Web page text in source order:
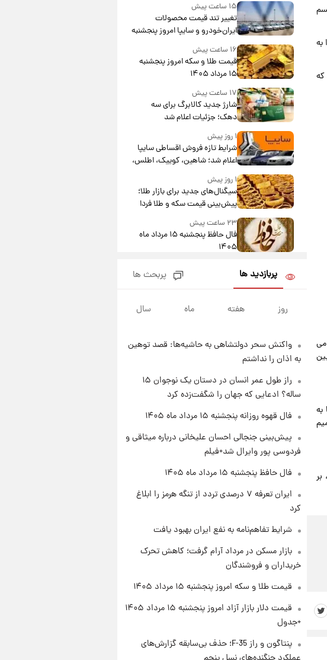
به
بر
۱۵ ساعت پیش
تغییر تند قیمت محصولات
ایران‌خودرو و سایپا امروز پنجشنبه
۱۵ مرداد ۱۴۰۵ +جدول
۱۶ ساعت پیش
قیمت طلا و سکه امروز پنجشنبه
۱۵ مرداد ۱۴۰۵
۱۷ ساعت پیش
شارژ جدید کالابرگ برای سه
دهک؛ جزئیات اعلام شد
۱ روز پیش
شرایط تازه فروش اقساطی سایپا
اعلام شد؛ شاهین، کوییک، اطلس،
سهند و ساینا با اقساط بلندمدت +
جدول۱ روز پیش
سیگنال‌های جدید برای بازار طلا؛
پیش‌بینی قیمت سکه و طلا فردا
۲۳ ساعت پیش
فال حافظ پنجشنبه ۱۵ مرداد ماه
۱۴۰۵
فال قهوه روزانه پنجشنبه ۱۵ مرداد
ماه ۱۴۰۵
۱ روز پیش
چهارشنبه ۱۴ مرداد + جدول
۱ روز پیش
تولید سایپا؛ نام خودرو، مبلغ پیش
پرداخت و زمان تحویل | سود
مشارکت چند درصد است؟
پربازدید ها پربحث ها
روز هفته ماه سال
واکنش سحر دولتشاهی به حاشیه‌ها: قصد توهین
به اذان را نداشتم
راز طول عمر انسان در دستان یک نوجوان ۱۵
ساله؟ ادعایی که جهان را شگفت‌زده کرد
فال قهوه روزانه پنجشنبه ۱۵ مرداد ماه ۱۴۰۵
پیش‌بینی جنجالی احسان علیخانی درباره میثاقی و
فردوسی پور وایرال شد+فیلم
فال حافظ پنجشنبه ۱۵ مرداد ماه ۱۴۰۵
ایران تعرفه ۷ درصدی تردد از تنگه هرمز را ابلاغ
کرد
شرایط تفاهم‌نامه به نفع ایران بهبود یافت
بازار مسکن در مرداد آرام گرفت؛ کاهش تحرک
خریداران و فروشندگان
قیمت طلا و سکه امروز پنجشنبه ۱۵ مرداد ۱۴۰۵
قیمت دلار بازار آزاد امروز پنجشنبه ۱۵ مرداد ۱۴۰۵
+جدول
پنتاگون و راز F-35؛ حذف بی‌سابقه گزارش‌های